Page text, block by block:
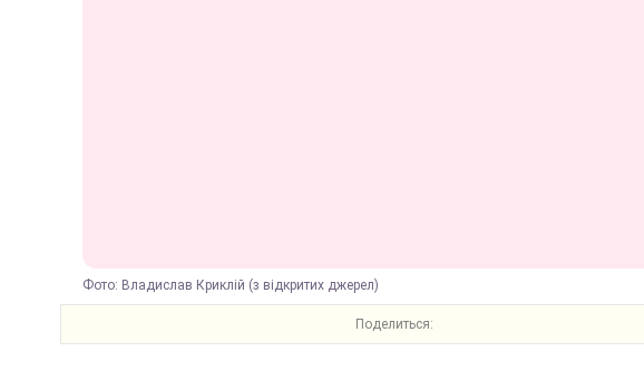
Фото: Владислав Криклій (з відкритих джерел)
Поделиться: